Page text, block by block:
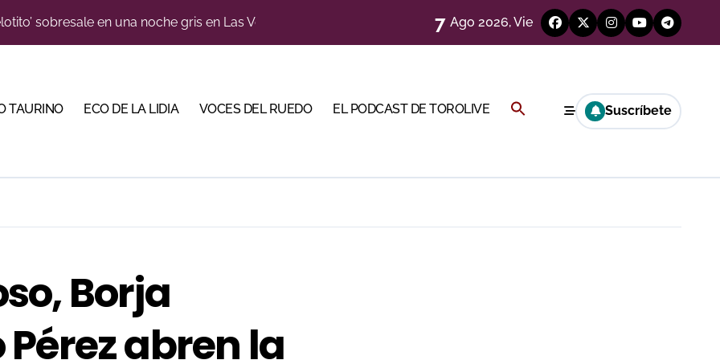
cuadro de honor de las Colombinas 2026
su temporada de figura y el palco niega el premio a Roca Rey
7 Ago 2026, Vie
TAURINO ECO DE LA LIDIA VOCES DEL RUEDO EL PODCAST DE TOROLIVE Buscar: Suscríbete
Borja
abren la